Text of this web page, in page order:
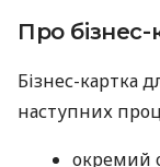
Про бізнес-
Бізнес-картка
наступних
окремий